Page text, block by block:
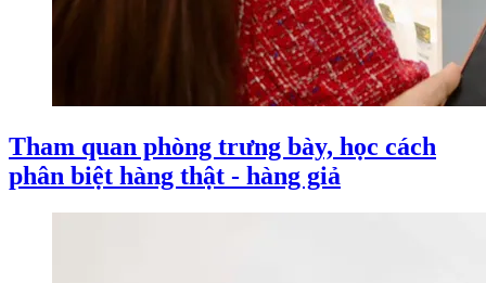
Tham quan phòng trưng bày, học cách
phân biệt hàng thật - hàng giả